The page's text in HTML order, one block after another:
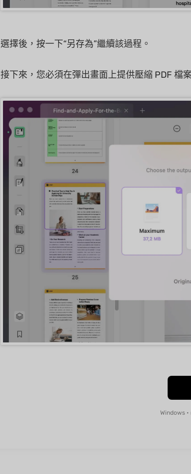
選擇後，按一下“另存為”繼續該過程。
接下來，您必須在彈出畫面上提供壓縮 PDF 檔
Windows •